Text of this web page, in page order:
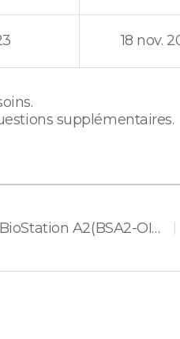
18 nov.
supplémentaires.
BioStation 2(BS2-OIPW), BioStation A2(BSA2-OIPW)